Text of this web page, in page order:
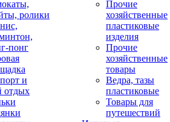
ролики
понг
и
отдых
Прочие
хозяйственные
пластиковые
изделия
Прочие
хозяйственные
товары
Ведра, тазы
пластиковые
Товары для
путешествий